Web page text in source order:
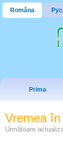
Româna
Prima
Vremea în
Următoare